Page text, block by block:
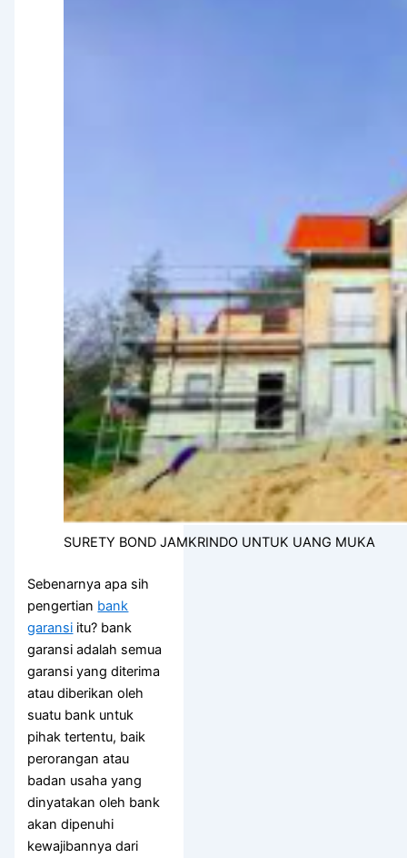
SURETY BOND JAMKRINDO UNTUK UANG MUKA
Sebenarnya apa sih
pengertian bank
garansi itu? bank
garansi adalah semua
garansi yang diterima
atau diberikan oleh
suatu bank untuk
pihak tertentu, baik
perorangan atau
badan usaha yang
dinyatakan oleh bank
akan dipenuhi
kewajibannya dari